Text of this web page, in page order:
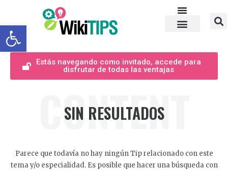
Abrir barra de herramientas
Estás navegando como invitado, accede para
disfrutar de todas las ventajas
CONTENT
SIN RESULTADOS
Parece que todavía no hay ningún Tip relacionado con este
tema y/o especialidad. Es posible que hacer una búsqueda con